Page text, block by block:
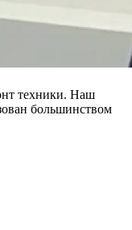
техники. Наш
большинством